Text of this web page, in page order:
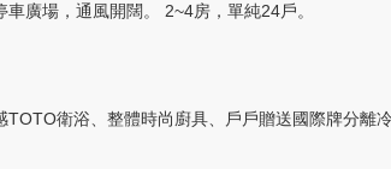
廣場，通風開闊。 2~4房，單純24戶。
TOTO衛浴、整體時尚廚具、戶戶贈送國際牌分離